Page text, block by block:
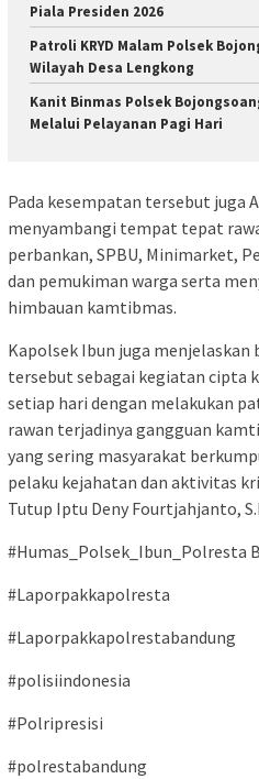
Piala Presiden 2026
Patroli KRYD Malam Polsek
Wilayah Desa Lengkong
Kanit Binmas Polsek
Melalui Pelayanan Pagi Hari
Pada kesempatan tersebut juga
menyambangi tempat tepat
perbankan, SPBU, Minimarket,
dan pemukiman warga serta
himbauan kamtibmas.
Kapolsek Ibun juga
tersebut sebagai kegiatan cipta
setiap hari dengan melakukan
rawan terjadinya gangguan
yang sering masyarakat
pelaku kejahatan dan aktivitas
Tutup Iptu Deny Fourtjahjanto,
#Humas_Polsek_Ibun_Polresta
#Laporpakkapolresta
#Laporpakkapolrestabandung
#polisiindonesia
#Polripresisi
#polrestabandung